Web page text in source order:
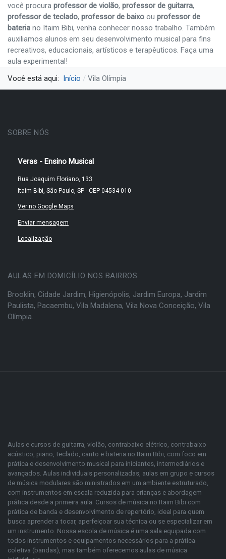
você procura professor de violão, professor de guitarra,
professor de teclado, professor de baixo ou professor de
bateria no Itaim Bibi, venha conhecer nosso trabalho. Também
auxiliamos alunos em seu desenvolvimento musical para fins
recreativos, educacionais, artísticos e terapêuticos. Faça uma
aula experimental!
Você está aqui: Início Vila Olímpia
SOBRE NÓS
Veras - Ensino Musical
Rua Joaquim Floriano, 133
Itaim Bibi, São Paulo, SP - CEP 04534-010
Ver no Google Maps
Enviar mensagem
Localização
AULAS EM DOMICÍLIO NOS BAIRROS
Brooklin, Cidade Jardim, Higienópolis, Jardim Europa, Jardim
Paulista, Pacaembu, Vila Madalena, Vila Nova Conceição, Vila
Olímpia.
Aulas e cursos de guitarra, violão, contrabaixo elétrico, contrabaixo
acústico, piano, teclado, canto e bateria no Itaim Bibi, com foco em
prática e desenvolvimento musical para iniciantes, intermediários e
avançados. Aulas individuais personalizadas, aulas em grupo e cursos
de música modulares são ministrados em um ambiente estruturado,
com instrumentos em escala reduzida para crianças e abordagem
prática desde a primeira aula. Cursos de música no Itaim Bibi com
prática de banda e desenvolvimento de repertório, ideal para quem
busca aprender a tocar, aperfeiçoar sua técnica ou se especializar em
um instrumento. Nossa escola de música é uma sala equipada com
todos instrumentos e equipamentos necessários para a prática
coletiva (bandas), mas também oferecemos aulas de música